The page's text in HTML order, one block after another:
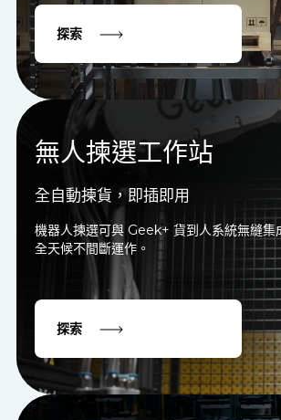
探索
無人揀選工作站
全自動揀貨，即插即用
機器人揀選可與 Geek+ 貨到人系統無縫集
全天候不間斷運作。
探索